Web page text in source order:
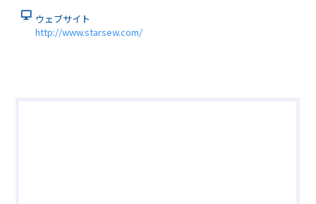
ウェブサイト
http://www.starsew.com/